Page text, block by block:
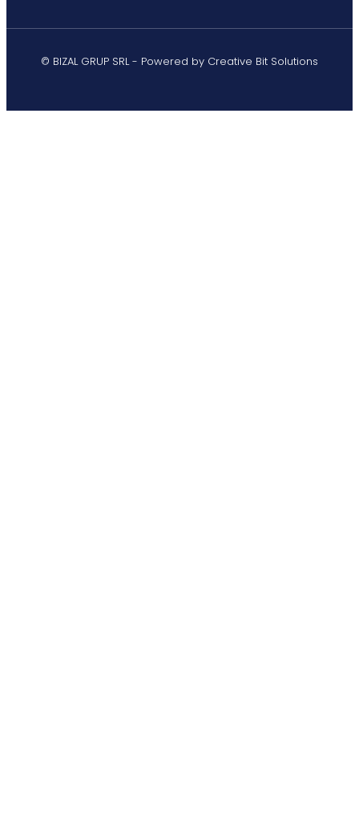
© BIZAL GRUP SRL - Powered by Creative Bit Solutions